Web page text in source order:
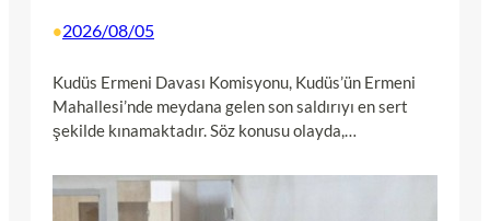
•2026/08/05
Kudüs Ermeni Davası Komisyonu, Kudüs’ün Ermeni
Mahallesi’nde meydana gelen son saldırıyı en sert
şekilde kınamaktadır. Söz konusu olayda,…